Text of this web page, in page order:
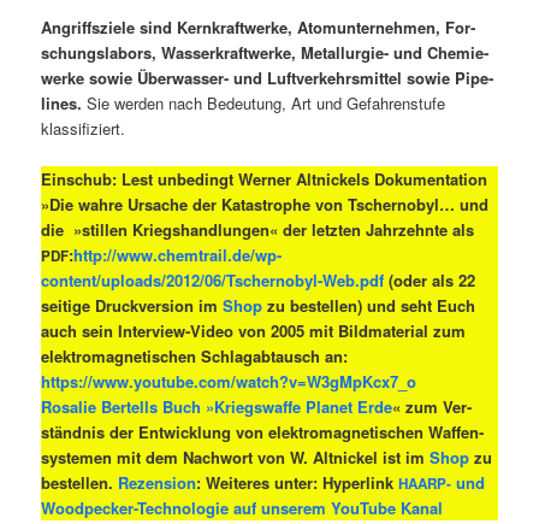
Angriffs­zie­le sind Kern­kraft­wer­ke, Atom­un­ter­neh­men, For­
schungs­la­bors, Was­ser­kraft­wer­ke, Metall­ur­gie- und Che­mie­
wer­ke sowie Über­was­ser- und Luft­ver­kehrs­mit­tel sowie Pipe­
lines. Sie wer­den nach Bedeu­tung, Art und Gefah­ren­stu­fe
klassifiziert.
Ein­schub: Lest unbe­dingt Wer­ner Alt­ni­ckels Doku­men­ta­ti­on
»Die wah­re Ursa­che der Kata­stro­phe von Tscher­no­byl… und
die »stil­len Kriegs­hand­lun­gen« der letz­ten Jahr­zehn­te als
PDF:http://www.chemtrail.de/wp-
content/uploads/2012/06/Tschernobyl-Web.pdf (oder als 22
sei­ti­ge Druck­ver­si­on imShop zu bestel­len) und seht Euch
auch sein Inter­view-Video von 2005 mit Bild­ma­te­ri­al zum
elek­tro­ma­gne­ti­schen Schlag­ab­tausch an:
https://www.youtube.com/watch?v=W3gMpKcx7_o
Rosa­lie Ber­tells Buch »Kriegs­waf­fe Pla­net Erde« zum Ver­
ständ­nis der Ent­wick­lung von elek­tro­ma­gne­ti­schen Waf­fen­
sys­te­men mit dem Nach­wort von W. Alt­ni­ckel ist imShop zu
bestel­len. Rezen­si­on: Wei­te­res unter: Hyper­link HAARP- und
Woodpe­cker-Tech­no­lo­gie auf unse­rem You­Tube Kanal